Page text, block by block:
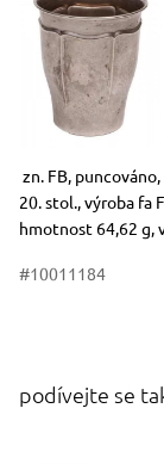
Rozměry
Stručný popis
zn. FB,
20. stol., výroba fa
hmotnost 64,62 g,
#10011184
podívejte se